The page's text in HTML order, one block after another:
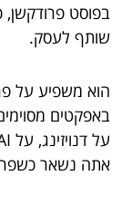
בפוסט פרודקשן,
שותף לעסק.
הוא משפיע על
באפקטים
אתה נשאר